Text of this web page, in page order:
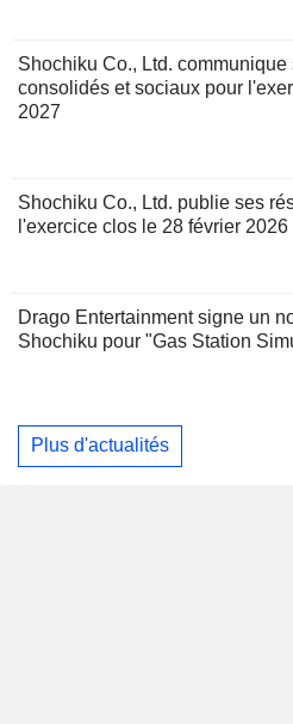
Shochiku Co., Ltd.
consolidés et sociaux pour
2027
Shochiku Co., Ltd. publie ses
l'exercice clos le 28 février 2026
Drago Entertainment signe un
Shochiku pour "Gas Station
Plus d'actualités